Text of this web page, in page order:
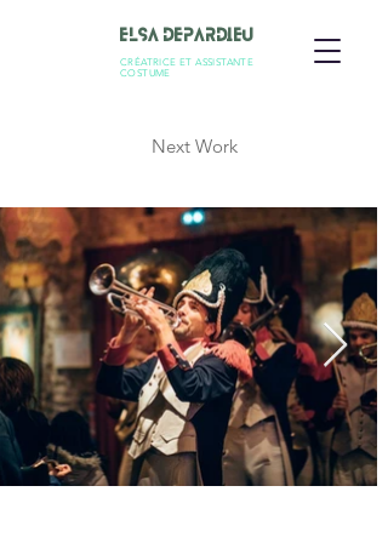
Elsa Depardieu
CRÉATRICE ET ASSISTANTE
COSTUME
Next Work